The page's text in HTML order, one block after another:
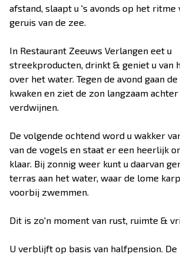
afstand, slaapt u 's avonds op het ritme
geruis van de zee.
In Restaurant Zeeuws Verlangen eet u
streekproducten, drinkt & geniet u van
over het water. Tegen de avond gaan
kwaken en ziet de zon langzaam
verdwijnen.
De volgende ochtend word u wakker
van de vogels en staat er een heerlijk
klaar. Bij zonnig weer kunt u daarvan
terras aan het water, waar de lome
voorbij zwemmen.
Dit is zo'n moment van rust, ruimte &
U verblijft op basis van halfpension. De